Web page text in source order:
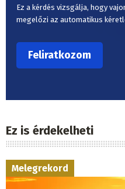
Ez a kérdés vizsgálja, hogy
megelőzi az automatikus
Ez is érdekelheti
Melegrekord